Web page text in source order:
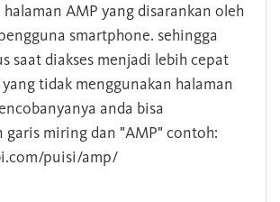
AMP yang disarankan oleh
smartphone. sehingga
saat diakses menjadi lebih cepat
tidak menggunakan halaman
anda bisa
garis miring dan "AMP" contoh:
puisi/amp/